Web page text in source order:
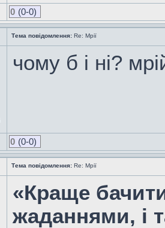
0 (0-0)
Тема повідомлення: Re: Мрії
чому б і ні?
0 (0-0)
Тема повідомлення: Re: Мрії
«Краще
жаданнями, і